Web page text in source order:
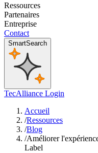
Ressources
Partenaires
Entreprise
Contact
SmartSearch
TecAlliance Login
Accueil
/Ressources
/Blog
/Améliorer
Label